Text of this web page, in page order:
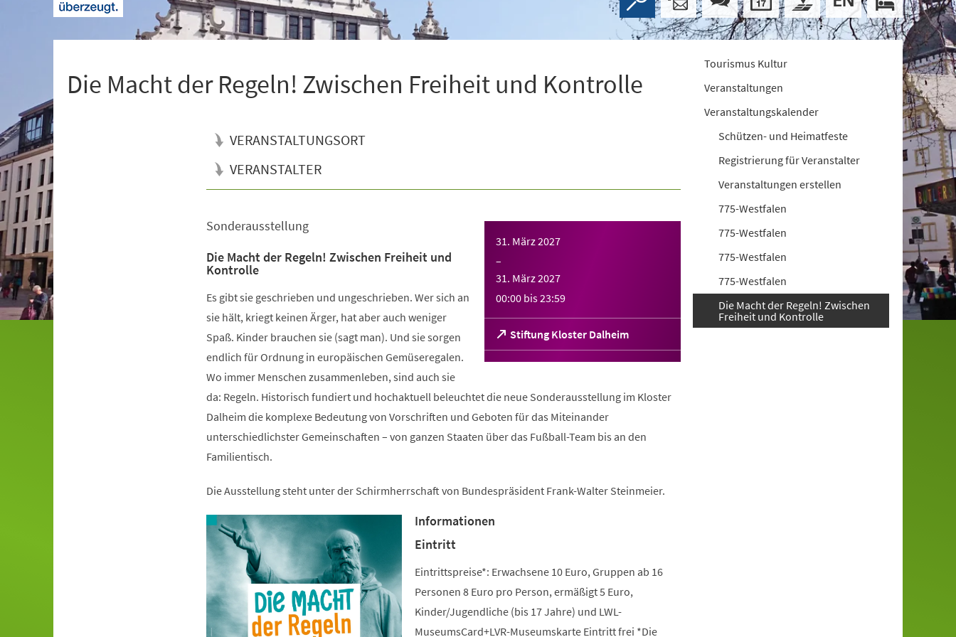
Die Macht der Regeln! Zwischen Freiheit und Kontrolle
VERANSTALTUNGSORT
VERANSTALTER
31. März 2027
–
31. März 2027
00:00 bis23:59
Stiftung Kloster Dalheim
(Öffnet
in
einem
Sonderausstellung
Die Macht der Regeln! Zwischen Freiheit und
Kontrolle
Es gibt sie geschrieben und ungeschrieben. Wer sich an
sie hält, kriegt keinen Ärger, hat aber auch weniger
Spaß. Kinder brauchen sie (sagt man). Und sie sorgen
endlich für Ordnung in europäischen Gemüseregalen.
Wo immer Menschen zusammenleben, sind auch sie
da: Regeln. Historisch fundiert und hochaktuell beleuchtet die neue Sonderausstellung im Kloster
Dalheim die komplexe Bedeutung von Vorschriften und Geboten für das Miteinander
unterschiedlichster Gemeinschaften – von ganzen Staaten über das Fußball-Team bis an den
Familientisch.
Die Ausstellung steht unter der Schirmherrschaft von Bundespräsident Frank-Walter Steinmeier.
Informationen
Eintritt
Eintrittspreise*: Erwachsene 10 Euro, Gruppen ab 16
Personen 8 Euro pro Person, ermäßigt 5 Euro,
Kinder/Jugendliche (bis 17 Jahre) und LWL-
MuseumsCard+LVR-Museumskarte Eintritt frei *Die
Tourismus Kultur
Veranstaltungen
Veranstaltungskalender
Schützen- und Heimatfeste
Registrierung für Veranstalter
Veranstaltungen erstellen
775-Westfalen
775-Westfalen
775-Westfalen
775-Westfalen
Die Macht der Regeln! Zwischen
Freiheit und Kontrolle